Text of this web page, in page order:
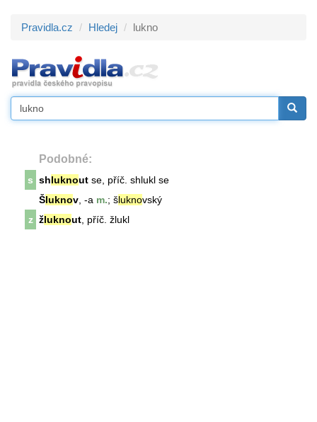
Pravidla.cz Hledej lukno
Podobné:
s shluknout se, příč. shlukl se
Šluknov , -a m.; šluknovský
z žluknout , příč. žlukl